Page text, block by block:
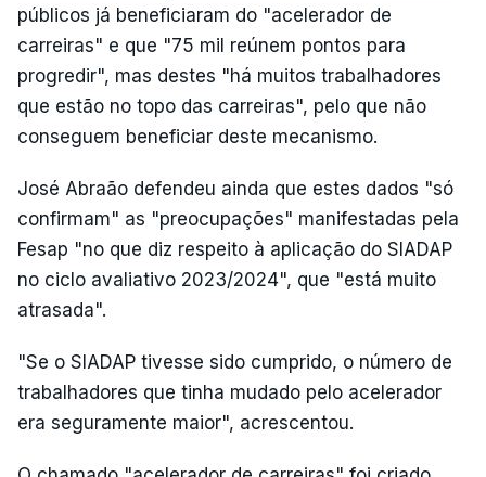
públicos já beneficiaram do "acelerador de
carreiras" e que "75 mil reúnem pontos para
progredir", mas destes "há muitos trabalhadores
que estão no topo das carreiras", pelo que não
conseguem beneficiar deste mecanismo.
José Abraão defendeu ainda que estes dados "só
confirmam" as "preocupações" manifestadas pela
Fesap "no que diz respeito à aplicação do SIADAP
no ciclo avaliativo 2023/2024", que "está muito
atrasada".
"Se o SIADAP tivesse sido cumprido, o número de
trabalhadores que tinha mudado pelo acelerador
era seguramente maior", acrescentou.